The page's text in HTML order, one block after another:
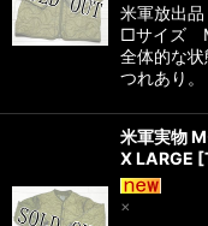
米軍放出
□サイズ
全体的な
つれあり
米軍実物
X LARGE [
×